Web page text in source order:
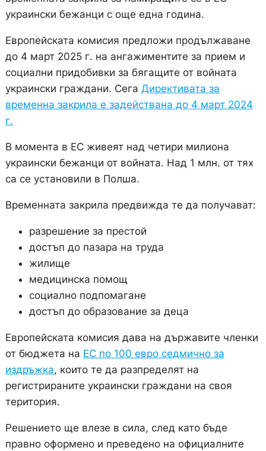
украински бежанци с още една година.
Европейската комисия предложи продължаване
до 4 март 2025 г. на ангажиментите за прием и
социални придобивки за бягащите от войната
украински граждани. Сега Директивата за
временна закрила е задействана до 4 март 2024
г.
В момента в ЕС живеят над четири милиона
украински бежанци от войната. Над 1 млн. от тях
са се установили в Полша.
Временната закрила предвижда те да получават:
разрешение за престой
достъп до пазара на труда
жилище
медицинска помощ
социално подпомагане
достъп до образование за деца
Европейската комисия дава на държавите членки
от бюджета на ЕС по 100 евро седмично за
издръжка, които те да разпределят на
регистрираните украински граждани на своя
територия.
Решението ще влезе в сила, след като бъде
правно оформено и преведено на официалните